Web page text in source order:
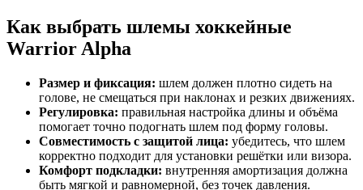
Как выбрать шлемы хоккейные
Warrior Alpha
Размер и фиксация: шлем должен плотно сидеть на
голове, не смещаться при наклонах и резких движениях.
Регулировка: правильная настройка длины и объёма
помогает точно подогнать шлем под форму головы.
Совместимость с защитой лица: убедитесь, что шлем
корректно подходит для установки решётки или визора.
Комфорт подкладки: внутренняя амортизация должна
быть мягкой и равномерной, без точек давления.